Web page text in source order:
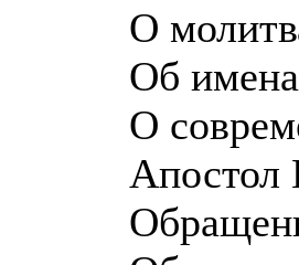
О
Об
О
Апостол